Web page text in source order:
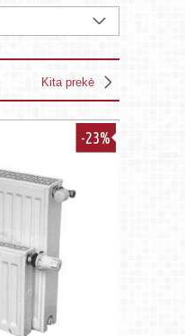
Kita prekė
-23%